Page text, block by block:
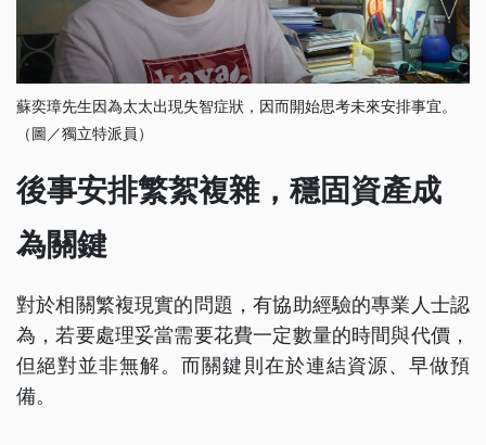
蘇奕璋先生因為太太出現失智症狀，因而開始思考未來安排事宜。
（圖／獨立特派員）
後事安排繁絮複雜，穩固資產成
為關鍵
對於相關繁複現實的問題，有協助經驗的專業人士認
為，若要處理妥當需要花費一定數量的時間與代價，
但絕對並非無解。而關鍵則在於連結資源、早做預
備。